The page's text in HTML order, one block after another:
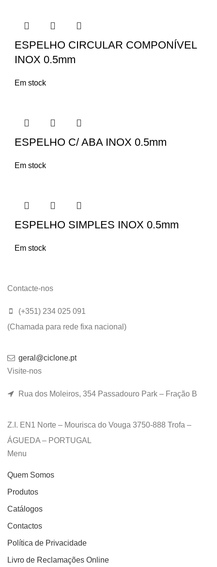
ESPELHO CIRCULAR COMPONÍVEL
INOX 0.5mm
Em stock
ESPELHO C/ ABA INOX 0.5mm
Em stock
ESPELHO SIMPLES INOX 0.5mm
Em stock
Contacte-nos
(+351) 234 025 091
(Chamada para rede fixa nacional)
geral@ciclone.pt
Visite-nos
Rua dos Moleiros, 354 Passadouro Park – Fração B
Z.I. EN1 Norte – Mourisca do Vouga 3750-888 Trofa –
ÁGUEDA – PORTUGAL
Menu
Quem Somos
Produtos
Catálogos
Contactos
Política de Privacidade
Livro de Reclamações Online